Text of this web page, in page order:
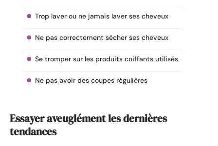
Trop laver ou ne jamais laver ses cheveux
Ne pas correctement sécher ses cheveux
Se tromper sur les produits coiffants utilisés
Ne pas avoir des coupes régulières
Essayer aveuglément les dernières
tendances